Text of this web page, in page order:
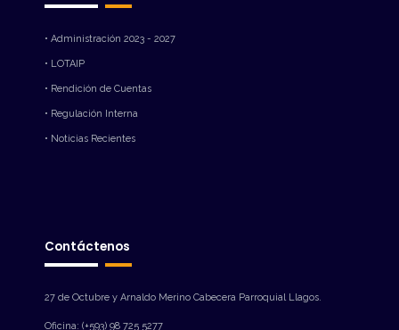
• Administración 2023 - 2027
• LOTAIP
• Rendición de Cuentas
• Regulación Interna
• Noticias Recientes
Contáctenos
27 de Octubre y Arnaldo Merino Cabecera Parroquial Llagos.
Oficina: (+593) 98 725 5277